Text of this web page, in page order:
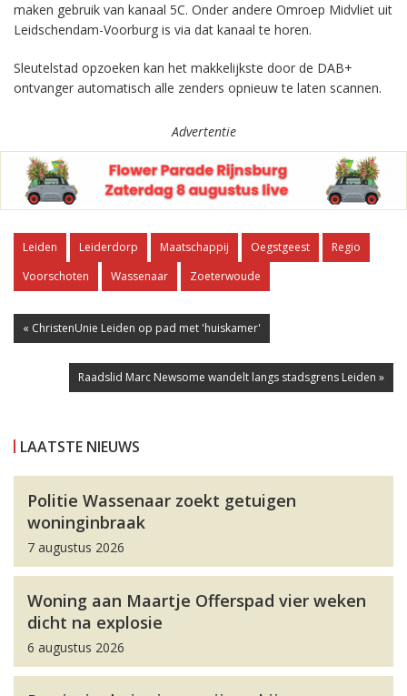
maken gebruik van kanaal 5C. Onder andere Omroep Midvliet uit
Leidschendam-Voorburg is via dat kanaal te horen.
Sleutelstad opzoeken kan het makkelijkste door de DAB+
ontvanger automatisch alle zenders opnieuw te laten scannen.
Advertentie
Leiden Leiderdorp Maatschappij Oegstgeest
Regio
Voorschoten
Wassenaar Zoeterwoude
« ChristenUnie Leiden op pad met 'huiskamer'
Raadslid Marc Newsome wandelt langs stadsgrens Leiden »
LAATSTE NIEUWS
Politie Wassenaar zoekt getuigen
woninginbraak
7 augustus 2026
Woning aan Maartje Offerspad vier weken
dicht na explosie
6 augustus 2026